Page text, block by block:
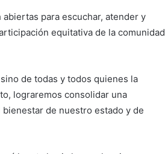
para escuchar, atender y
equitativa de la comunidad
de todas y todos quienes la
lograremos consolidar una
de nuestro estado y de